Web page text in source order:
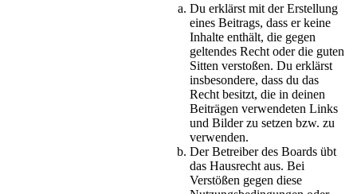
Du erklärst mit der Erstellung
eines Beitrags, dass er keine
Inhalte enthält, die gegen
geltendes Recht oder die guten
Sitten verstoßen. Du erklärst
insbesondere, dass du das
Recht besitzt, die in deinen
Beiträgen verwendeten Links
und Bilder zu setzen bzw. zu
verwenden.
Der Betreiber des Boards übt
das Hausrecht aus. Bei
Verstößen gegen diese